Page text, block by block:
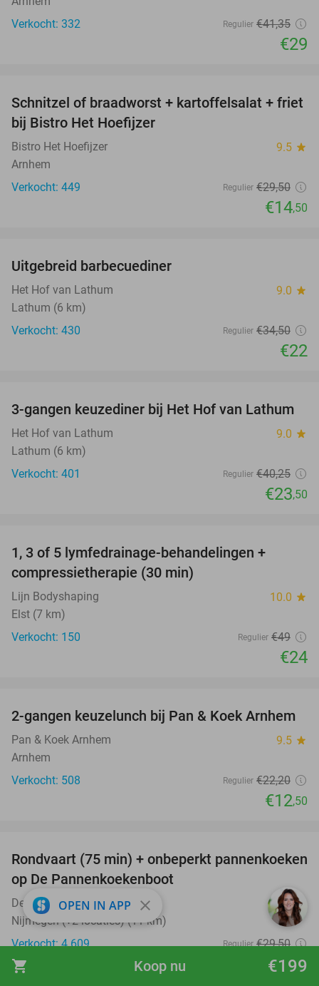
shopping_cart €199
Koop nu
Verkocht: 332
Regulier €41,35
€29
51%
Schnitzel of braadworst + kartoffelsalat + friet
bij Bistro Het Hoefijzer
Bistro Het Hoefijzer 9.5 star
Arnhem
Verkocht: 449
Regulier €29,50
€14,50
Uitgebreid barbecuediner
Het Hof van Lathum 9.0 star
Lathum (6 km)
Verkocht: 430
Regulier €34,50
€22
42%
3-gangen keuzediner bij Het Hof van Lathum
Het Hof van Lathum 9.0 star
Lathum (6 km)
Verkocht: 401
Regulier €40,25
€23,50
1, 3 of 5 lymfedrainage-behandelingen +
compressietherapie (30 min)
Lijn Bodyshaping 10.0 star
Elst (7 km)
Verkocht: 150
Regulier €49
€24
44%
2-gangen keuzelunch bij Pan & Koek Arnhem
Pan & Koek Arnhem 9.5 star
Arnhem
Verkocht: 508
Regulier €22,20
€12,50
30%
Rondvaart (75 min) + onbeperkt pannenkoeken
op De Pannenkoekenboot
De Pannenkoekenboot 9.2star
Nijmegen (+2 locaties) (11 km)
Verkocht: 4.609
Regulier €29,50
€20,75
OPEN IN APP close